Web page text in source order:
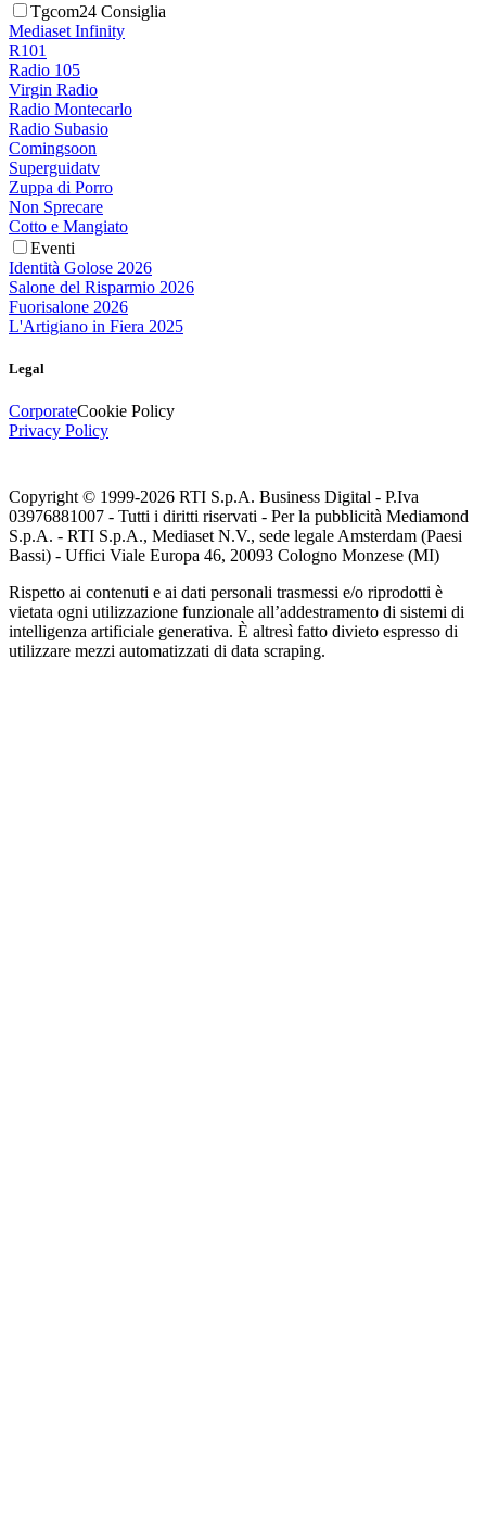
Tgcom24 Consiglia
Mediaset Infinity
R101
Radio 105
Virgin Radio
Radio Montecarlo
Radio Subasio
Comingsoon
Superguidatv
Zuppa di Porro
Non Sprecare
Cotto e Mangiato
Eventi
Identità Golose 2026
Salone del Risparmio 2026
Fuorisalone 2026
L'Artigiano in Fiera 2025
Legal
CorporateCookie Policy
Privacy Policy
Copyright © 1999-2026 RTI S.p.A. Business Digital - P.Iva
03976881007 - Tutti i diritti riservati - Per la pubblicità Mediamond
S.p.A. - RTI S.p.A., Mediaset N.V., sede legale Amsterdam (Paesi
Bassi) - Uffici Viale Europa 46, 20093 Cologno Monzese (MI)
Rispetto ai contenuti e ai dati personali trasmessi e/o riprodotti è
vietata ogni utilizzazione funzionale all’addestramento di sistemi di
intelligenza artificiale generativa. È altresì fatto divieto espresso di
utilizzare mezzi automatizzati di data scraping.